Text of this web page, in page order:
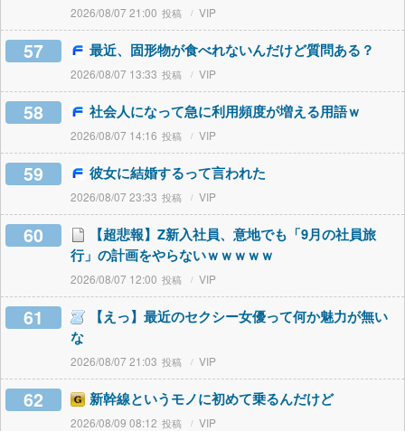
2026/08/07 21:00 VIP
57 最近、固形物が食べれないんだけど質問ある？
2026/08/07 13:33 VIP
58 社会人になって急に利用頻度が増える用語ｗ
2026/08/07 14:16 VIP
59 彼女に結婚するって言われた
2026/08/07 23:33 VIP
60
【超悲報】Z新入社員、意地でも「9月の社員旅
行」の計画をやらないｗｗｗｗｗ
2026/08/07 12:00 VIP
61
【えっ】最近のセクシー女優って何か魅力が無い
な
2026/08/07 21:03 VIP
62 新幹線というモノに初めて乗るんだけど
2026/08/09 08:12 VIP